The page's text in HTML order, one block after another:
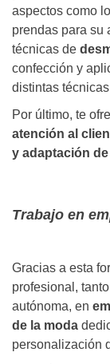
aspectos como
prendas para su
técnicas de
confección y
distintas
Por último, te
atención al
y adaptación
Trabajo en
Gracias a esta
profesional,
autónoma, en
de la moda
personalización